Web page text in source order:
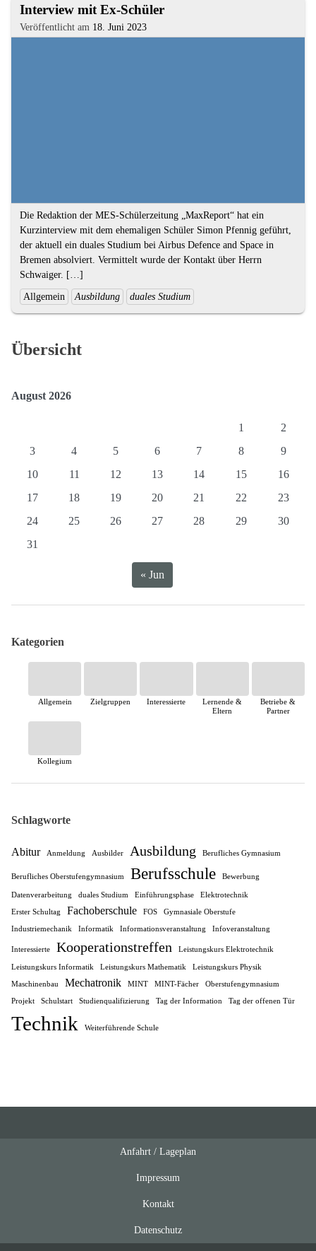
3.
Artikel
Interview mit Ex-Schüler
Veröffentlicht am 18. Juni 2023
Textauszug
Die Redaktion der MES-Schülerzeitung „MaxReport“ hat ein
Kurzinterview mit dem ehemaligen Schüler Simon Pfennig geführt,
der aktuell ein duales Studium bei Airbus Defence and Space in
Bremen absolviert. Vermittelt wurde der Kontakt über Herrn
Schwaiger. […]
Ende
des
Textauszugs
Kategorien
und
Allgemein Ausbildung duales Studium
Übersicht
August 2026
1
2
3
4 5 6 7 8
9
10
11 12 13 14 15
16
17
18 19 20 21 22
23
24
25 26 27 28 29
30
31
« Jun
Kategorien
Allgemein Zielgruppen Interessierte
Lernende &
Eltern
Betriebe &
Partner
Kollegium
Schlagworte
Abitur Anmeldung Ausbilder Ausbildung Berufliches Gymnasium
Berufliches Oberstufengymnasium Berufsschule Bewerbung
Datenverarbeitung duales Studium Einführungsphase Elektrotechnik
Erster Schultag Fachoberschule FOS Gymnasiale Oberstufe
Industriemechanik Informatik Informationsveranstaltung Infoveranstaltung
Interessierte Kooperationstreffen Leistungskurs Elektrotechnik
Leistungskurs Informatik Leistungskurs Mathematik Leistungskurs Physik
Maschinenbau Mechatronik MINT MINT-Fächer Oberstufengymnasium
Projekt Schulstart Studienqualifizierung Tag der Information Tag der offenen Tür
Technik Weiterführende Schule
Anfahrt / Lageplan
Impressum
Kontakt
Datenschutz
Feeds oben